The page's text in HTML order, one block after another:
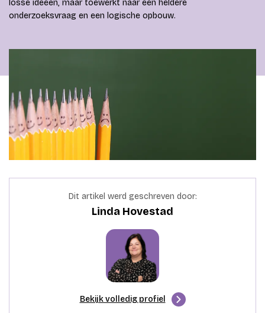
losse ideeën, maar toewerkt naar een heldere
onderzoeksvraag en een logische opbouw.
Dit artikel werd geschreven door:
Linda Hovestad
Bekijk volledig profiel